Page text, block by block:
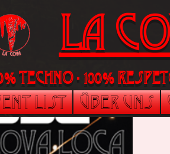
La
Techno - 100%
List Über uns